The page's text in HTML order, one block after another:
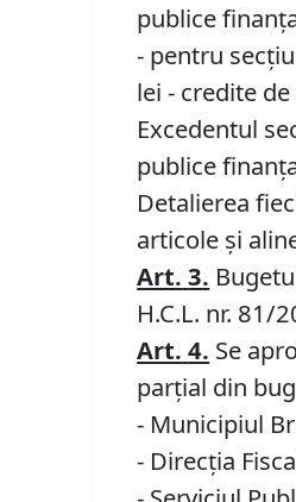
publice
- pentru
lei - credite
Excedentul
publice
Detalierea
articole şi
Art. 3.
H.C.L. nr. 81/
Art. 4. Se
parţial din
- Municipiul
- Direcția